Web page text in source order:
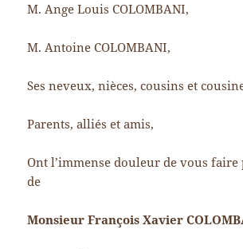
M. Ange Louis COLOMBANI,
M. Antoine COLOMBANI,
Ses neveux, nièces, cousins et
Parents, alliés et amis,
Ont l’immense douleur de vous faire
de
Monsieur François Xavier